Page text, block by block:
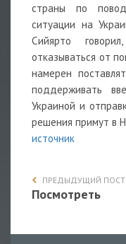
страны по
ситуации на
Сийярто
отказываться от
намерен
поддерживать
Украиной и
решения примут в
источник
ПРЕДЫДУЩИЙ ПОСТ
Посмотреть